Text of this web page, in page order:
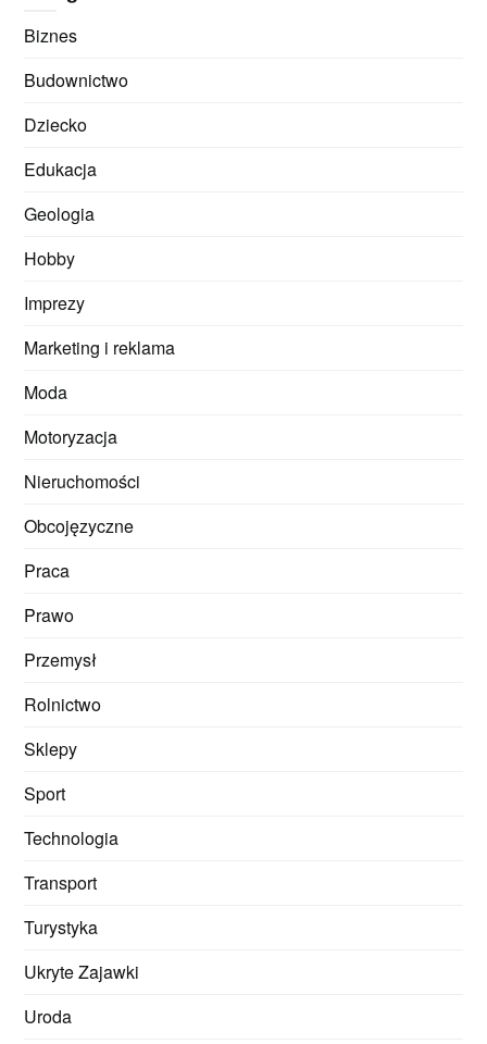
Biznes
Budownictwo
Dziecko
Edukacja
Geologia
Hobby
Imprezy
Marketing i reklama
Moda
Motoryzacja
Nieruchomości
Obcojęzyczne
Praca
Prawo
Przemysł
Rolnictwo
Sklepy
Sport
Technologia
Transport
Turystyka
Ukryte Zajawki
Uroda